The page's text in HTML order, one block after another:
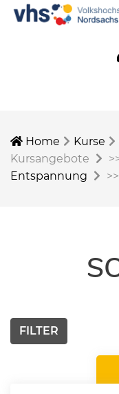
Home Kurse
Kursangebote
Entspannung
>>
FILTER